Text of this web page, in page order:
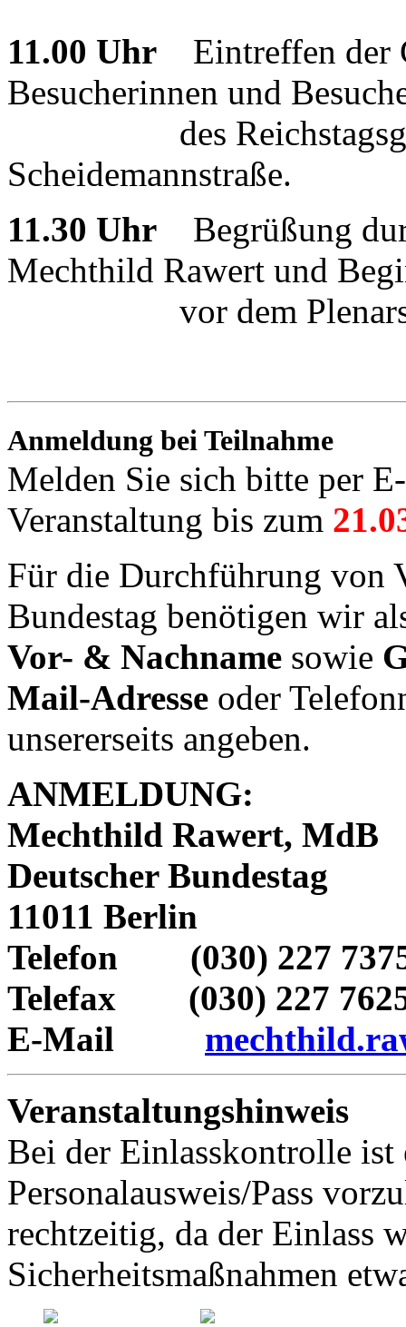
11.00 Uhr Eintreffen der
Besucherinnen und
des
Scheidemannstraße.
11.30 Uhr Begrüßung
Mechthild Rawert und
vor dem
Anmeldung bei Teilnahme
Melden Sie sich bitte per
Veranstaltung bis zum
Für die Durchführung von
Bundestag benötigen wir
Vor- & Nachname sowie
Mail-Adresse oder
unsererseits angeben.
ANMELDUNG:
Mechthild Rawert, MdB
Deutscher Bundestag
11011 Berlin
Telefon (030) 227
Telefax (030) 227
E-Mail
Veranstaltungshinweis
Bei der Einlasskontrolle
Personalausweis/Pass
rechtzeitig, da der Einlass
Sicherheitsmaßnahmen